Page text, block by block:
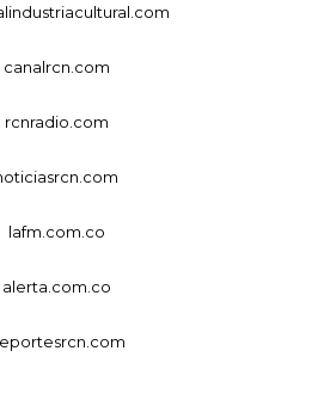
canalrcn.com
rcnradio.com
lafm.com.co
alerta.com.co